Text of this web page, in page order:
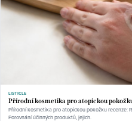
LISTICLE
Přírodní kosmetika pro atopickou
Přírodní kosmetika pro atopickou pokožku recenze:
Porovnání účinných produktů, jejich.